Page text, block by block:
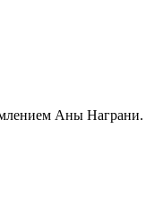
Аны